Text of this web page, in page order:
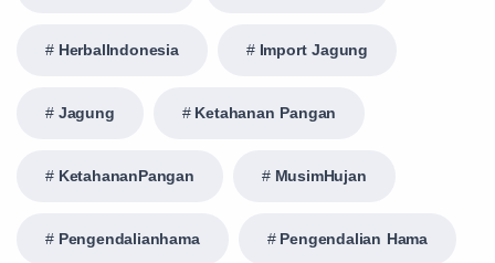
HerbalIndonesia Import Jagung
Jagung Ketahanan Pangan
KetahananPangan MusimHujan
Pengendalianhama Pengendalian Hama